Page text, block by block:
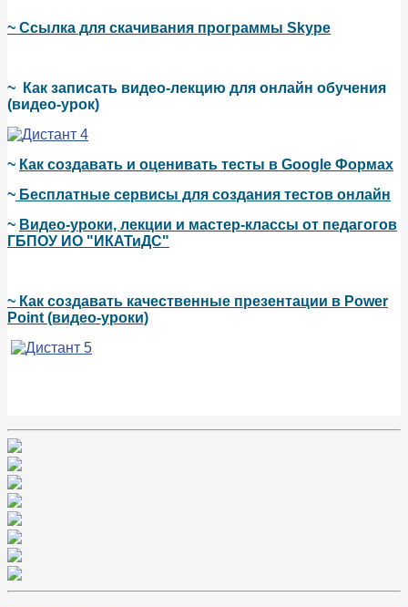
~ Ссылка для скачивания программы Skype
~
Как записать видео-лекцию для онлайн обучения
(видео-урок)
~ Как создавать и оценивать тесты в Google Формах
~ Бесплатные сервисы для создания тестов онлайн
~ Видео-уроки, лекции и мастер-классы от педагогов
ГБПОУ ИО "ИКАТиДС"
~ Как создавать качественные презентации в Power
Point (видео-уроки)